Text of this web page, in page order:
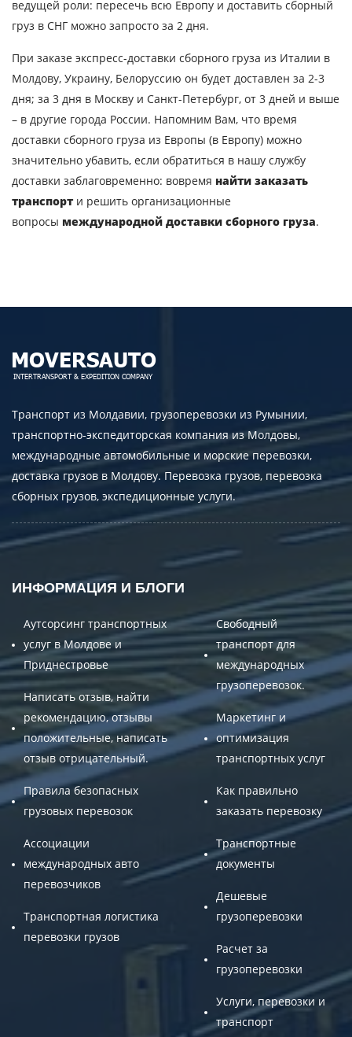
ведущей роли: пересечь всю Европу и доставить сборный
груз в СНГ можно запросто за 2 дня.
При заказе экспресс-доставки сборного груза из Италии в
Молдову, Украину, Белоруссию он будет доставлен за 2-3
дня; за 3 дня в Москву и Санкт-Петербург, от 3 дней и выше
– в другие города России. Напомним Вам, что время
доставки сборного груза из Европы (в Европу) можно
значительно убавить, если обратиться в нашу службу
доставки заблаговременно: вовремя найти заказать
транспорти решить организационные
вопросы международной доставки сборного груза.
Транспорт из Молдавии, грузоперевозки из Румынии,
транспортно-экспедиторская компания из Молдовы,
международные автомобильные и морские перевозки,
доставка грузов в Молдову. Перевозка грузов, перевозка
сборных грузов, экспедиционные услуги.
ИНФОРМАЦИЯ И БЛОГИ
Аутсорсинг транспортных
услуг в Молдове и
Приднестровье
Написать отзыв, найти
рекомендацию, отзывы
положительные, написать
отзыв отрицательный.
Правила безопасных
грузовых перевозок
Ассоциации
международных авто
перевозчиков
Транспортная логистика
перевозки грузов
Свободный
транспорт для
международных
грузоперевозок.
Маркетинг и
оптимизация
транспортных услуг
Как правильно
заказать перевозку
Транспортные
документы
Дешевые
грузоперевозки
Расчет за
грузоперевозки
Услуги, перевозки и
транспорт
Контактное лицо
Контактный телефон
E-mail
Отправляя заявку, вы соглашаетесь на
ОТПРАВИТЬ